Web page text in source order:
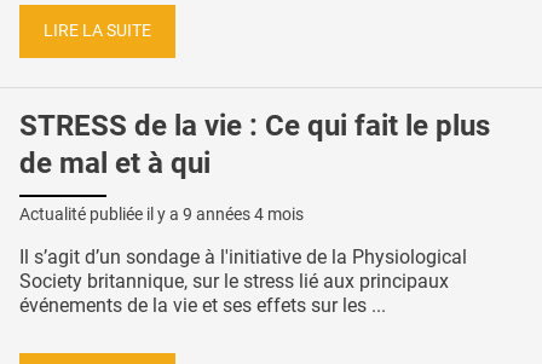
LIRE LA SUITE
STRESS de la vie : Ce qui fait le plus
de mal et à qui
Actualité publiée il y a 9 années 4 mois
Il s’agit d’un sondage à l'initiative de la Physiological
Society britannique, sur le stress lié aux principaux
événements de la vie et ses effets sur les ...